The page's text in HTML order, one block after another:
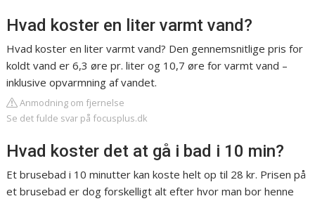
Hvad koster en liter varmt vand?
Hvad koster en liter varmt vand? Den gennemsnitlige pris for
koldt vand er 6,3 øre pr. liter og 10,7 øre for varmt vand –
inklusive opvarmning af vandet.
Anmodning om fjernelse
Se det fulde svar på focusplus.dk
Hvad koster det at gå i bad i 10 min?
Et brusebad i 10 minutter kan koste helt op til 28 kr. Prisen på
et brusebad er dog forskelligt alt efter hvor man bor henne